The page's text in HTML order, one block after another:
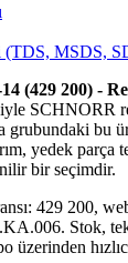
(TDS, MSDS,
(429 200) -
SCHNORR
grubundaki bu
yedek parça
bir seçimdir.
429 200,
Stok,
üzerinden